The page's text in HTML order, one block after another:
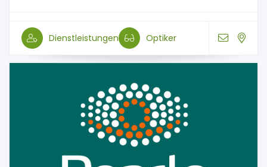
Dienstleistungen Optiker